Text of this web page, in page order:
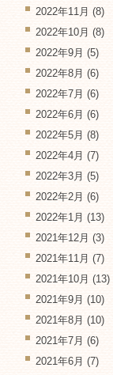
2022年11月 (8)
2022年10月 (8)
2022年9月 (5)
2022年8月 (6)
2022年7月 (6)
2022年6月 (6)
2022年5月 (8)
2022年4月 (7)
2022年3月 (5)
2022年2月 (6)
2022年1月 (13)
2021年12月 (3)
2021年11月 (7)
2021年10月 (13)
2021年9月 (10)
2021年8月 (10)
2021年7月 (6)
2021年6月 (7)